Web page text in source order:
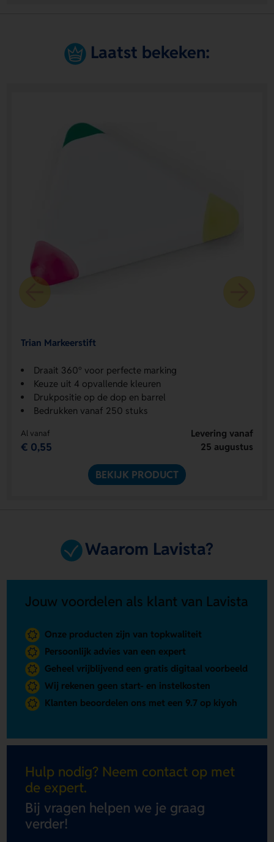
Laatst bekeken:
Trian Markeerstift
Draait 360° voor perfecte marking
Keuze uit 4 opvallende kleuren
Drukpositie op de dop en barrel
Bedrukken vanaf 250 stuks
Al vanaf
€ 0,55
Levering vanaf
25 augustus
BEKIJK PRODUCT
Waarom Lavista?
Jouw voordelen als klant van Lavista
Onze producten zijn van topkwaliteit
Persoonlijk advies van een expert
Geheel vrijblijvend een gratis digitaal voorbeeld
Wij rekenen geen start- en instelkosten
Klanten beoordelen ons met een 9.7 op kiyoh
Hulp nodig? Neem contact op met
de expert.
Bij vragen helpen we je graag
verder!